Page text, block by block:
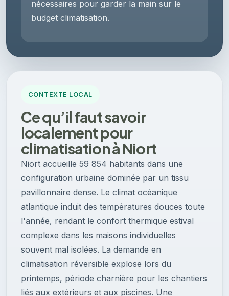
nécessaires pour garder la main sur le
budget climatisation.
CONTEXTE LOCAL
Ce qu’il faut savoir
localement pour
climatisation à Niort
Niort accueille 59 854 habitants dans une
configuration urbaine dominée par un tissu
pavillonnaire dense. Le climat océanique
atlantique induit des températures douces toute
l'année, rendant le confort thermique estival
complexe dans les maisons individuelles
souvent mal isolées. La demande en
climatisation réversible explose lors du
printemps, période charnière pour les chantiers
liés aux extérieurs et aux piscines. Une